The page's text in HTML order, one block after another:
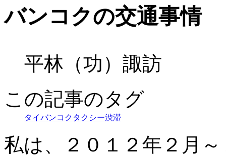
バンコクの交通事情
平林（功）諏訪
この記事のタグ
タイバンコク タクシー渋滞
私は、２０１２年２月